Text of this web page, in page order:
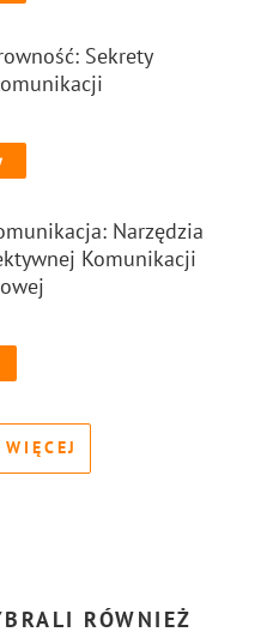
Sekrety
Narzędzia
Komunikacji
RÓWNIEŻ